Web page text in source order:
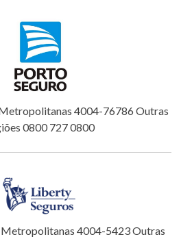
4004-76786 Outras
0800 727 0800
Metropolitanas 4004-5423 Outras